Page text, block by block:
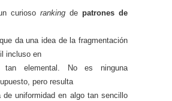
curioso ranking de patrones de
que da una idea de la fragmentación
incluso en
tan elemental. No es ninguna
pero resulta
uniformidad en algo tan sencillo